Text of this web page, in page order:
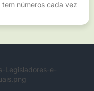
números cada vez